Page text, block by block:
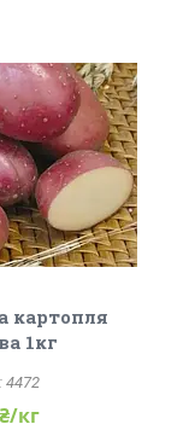
картопля
1кг
4472
кг